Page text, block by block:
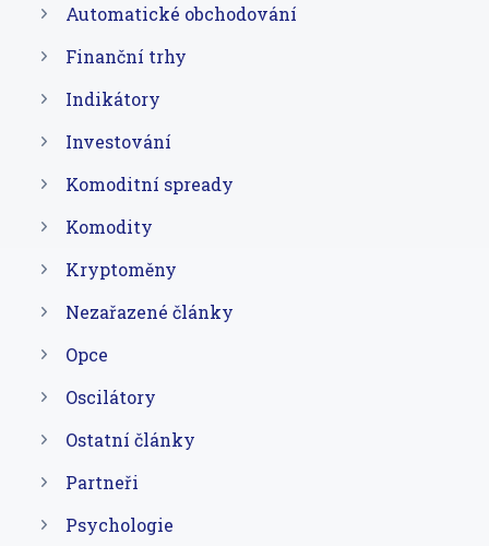
Automatické obchodování
Finanční trhy
Indikátory
Investování
Komoditní spready
Komodity
Kryptoměny
Nezařazené články
Opce
Oscilátory
Ostatní články
Partneři
Psychologie